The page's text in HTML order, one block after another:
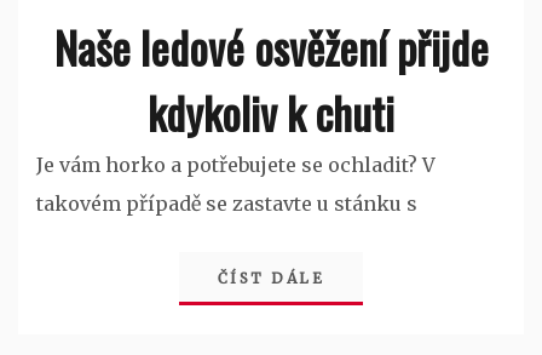
Naše ledové osvěžení přijde
kdykoliv k chuti
Je vám horko a potřebujete se ochladit? V
takovém případě se zastavte u stánku s
ČÍST DÁLE